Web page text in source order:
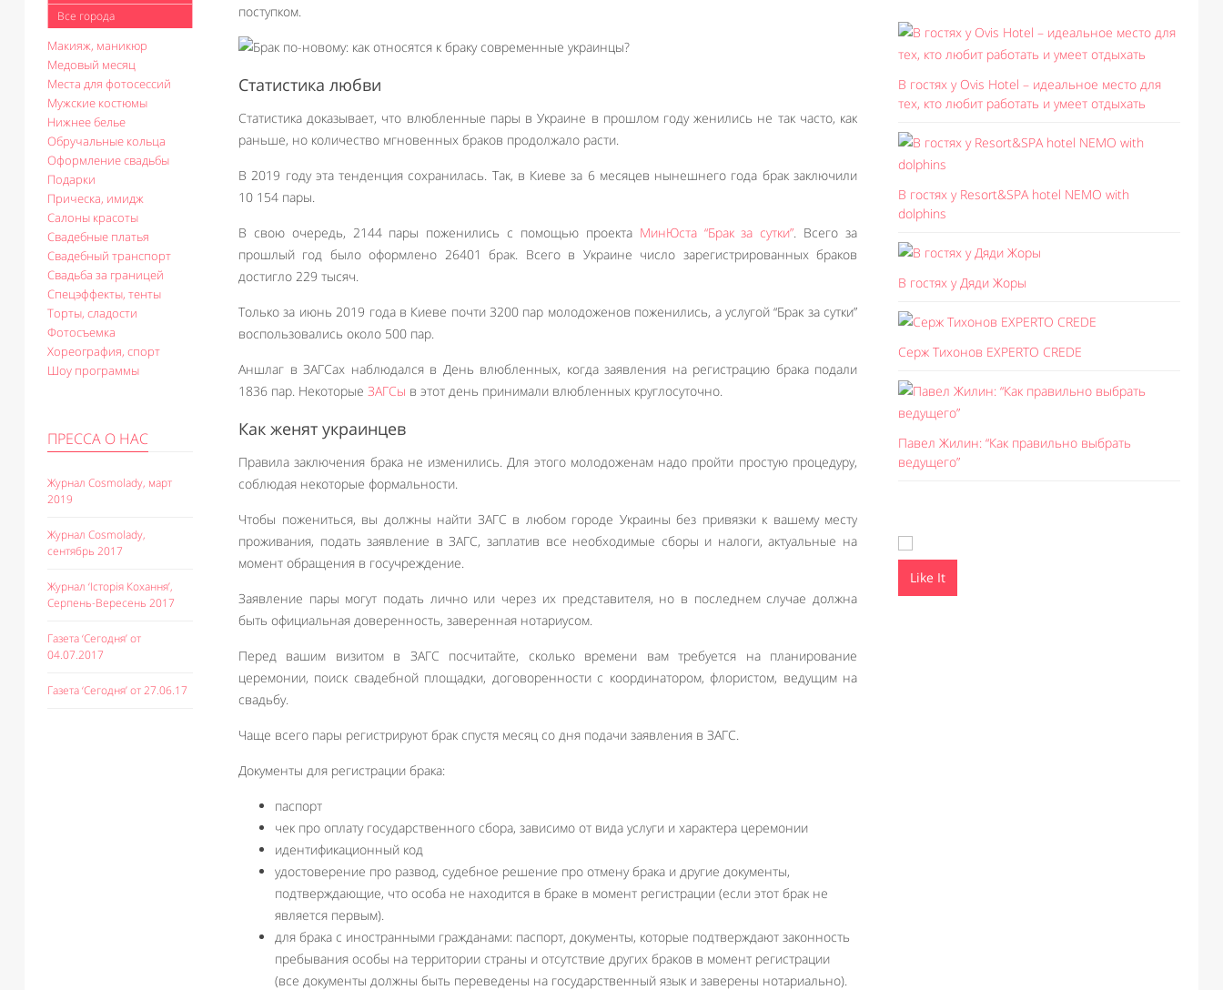
Все города
Макияж, маникюр
Медовый месяц
Места для фотосессий
Мужские костюмы
Нижнее белье
Обручальные кольца
Оформление свадьбы
Подарки
Прическа, имидж
Салоны красоты
Свадебные платья
Свадебный транспорт
Свадьба за границей
Спецэффекты, тенты
Торты, сладости
Фотосъемка
Хореография, спорт
Шоу программы
ПРЕССА О НАС
Журнал Cosmolady, март
2019
Журнал Cosmolady,
сентябрь 2017
Журнал ‘Історія Кохання’,
Серпень-Вересень 2017
Газета ‘Сегодня’ от
04.07.2017
Газета ‘Сегодня’ от 27.06.17
поступком.
Статистика любви
Статистика доказывает, что влюбленные пары в Украине в прошлом году женились не так часто, как
раньше, но количество мгновенных браков продолжало расти.
В 2019 году эта тенденция сохранилась. Так, в Киеве за 6 месяцев нынешнего года брак заключили
10 154 пары.
В свою очередь, 2144 пары поженились с помощью проекта МинЮста “Брак за сутки”. Всего за
прошлый год было оформлено 26401 брак. Всего в Украине число зарегистрированных браков
достигло 229 тысяч.
Только за июнь 2019 года в Киеве почти 3200 пар молодоженов поженились, а услугой “Брак за сутки”
воспользовались около 500 пар.
Аншлаг в ЗАГСах наблюдался в День влюбленных, когда заявления на регистрацию брака подали
1836 пар. Некоторые ЗАГСы в этот день принимали влюбленных круглосуточно.
Как женят украинцев
Правила заключения брака не изменились. Для этого молодоженам надо пройти простую процедуру,
соблюдая некоторые формальности.
Чтобы пожениться, вы должны найти ЗАГС в любом городе Украины без привязки к вашему месту
проживания, подать заявление в ЗАГС, заплатив все необходимые сборы и налоги, актуальные на
момент обращения в госучреждение.
Заявление пары могут подать лично или через их представителя, но в последнем случае должна
быть официальная доверенность, заверенная нотариусом.
Перед вашим визитом в ЗАГС посчитайте, сколько времени вам требуется на планирование
церемонии, поиск свадебной площадки, договоренности с координатором, флористом, ведущим на
свадьбу.
Чаще всего пары регистрируют брак спустя месяц со дня подачи заявления в ЗАГС.
Документы для регистрации брака:
паспорт
чек про оплату государственного сбора, зависимо от вида услуги и характера церемонии
идентификационный код
удостоверение про развод, судебное решение про отмену брака и другие документы,
подтверждающие, что особа не находится в браке в момент регистрации (если этот брак не
является первым).
для брака с иностранными гражданами: паспорт, документы, которые подтверждают законность
пребывания особы на территории страны и отсутствие других браков в момент регистрации
(все документы должны быть переведены на государственный язык и заверены нотариально).
В гостях у Ovis Hotel – идеальное место для
тех, кто любит работать и умеет отдыхать
В гостях у Resort&SPA hotel NEMO with
dolphins
В гостях у Дяди Жоры
Серж Тихонов EXPERTO CREDE
Павел Жилин: “Как правильно выбрать
ведущего”
Like It